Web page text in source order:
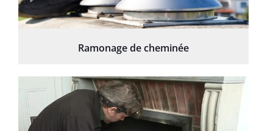
Ramonage de cheminée